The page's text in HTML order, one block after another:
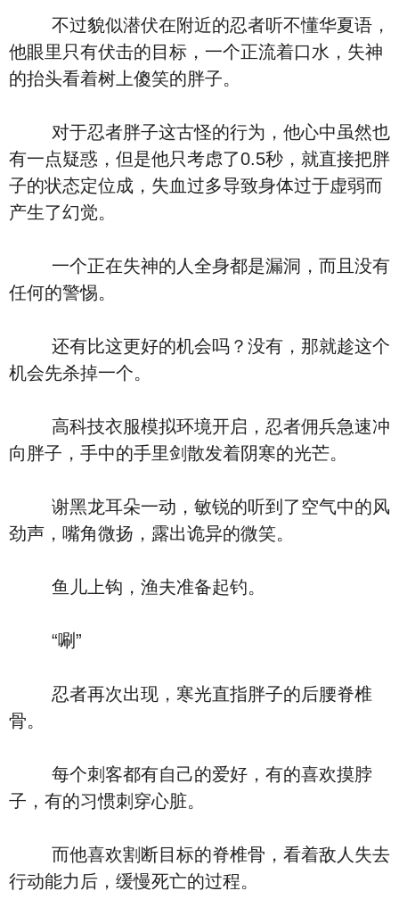
不过貌似潜伏在附近的忍者听不懂华夏语，
他眼里只有伏击的目标，一个正流着口水，失神
的抬头看着树上傻笑的胖子。
对于忍者胖子这古怪的行为，他心中虽然也
有一点疑惑，但是他只考虑了0.5秒，就直接把胖
子的状态定位成，失血过多导致身体过于虚弱而
产生了幻觉。
一个正在失神的人全身都是漏洞，而且没有
任何的警惕。
还有比这更好的机会吗？没有，那就趁这个
机会先杀掉一个。
高科技衣服模拟环境开启，忍者佣兵急速冲
向胖子，手中的手里剑散发着阴寒的光芒。
谢黑龙耳朵一动，敏锐的听到了空气中的风
劲声，嘴角微扬，露出诡异的微笑。
鱼儿上钩，渔夫准备起钓。
“唰”
忍者再次出现，寒光直指胖子的后腰脊椎
骨。
每个刺客都有自己的爱好，有的喜欢摸脖
子，有的习惯刺穿心脏。
而他喜欢割断目标的脊椎骨，看着敌人失去
行动能力后，缓慢死亡的过程。